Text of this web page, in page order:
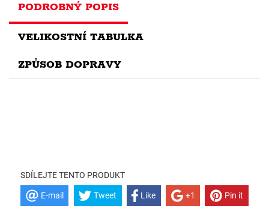
PODROBNÝ POPIS
VELIKOSTNÍ TABULKA
ZPŮSOB DOPRAVY
SDÍLEJTE TENTO PRODUKT
E-mail Tweet Like +1 Pin it